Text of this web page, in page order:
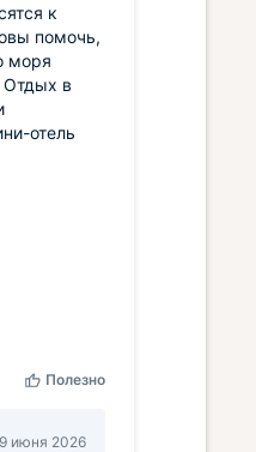
к
помочь,
моря
Отдых в
отель
Полезно
9 июня 2026